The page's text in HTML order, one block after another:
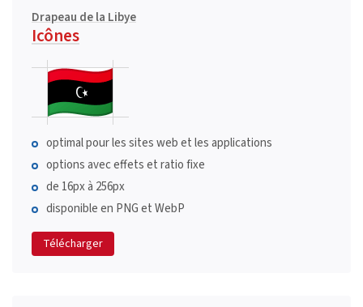
Drapeau de la Libye
Icônes
optimal pour les sites web et les applications
options avec effets et ratio fixe
de 16px à 256px
disponible en PNG et WebP
Télécharger